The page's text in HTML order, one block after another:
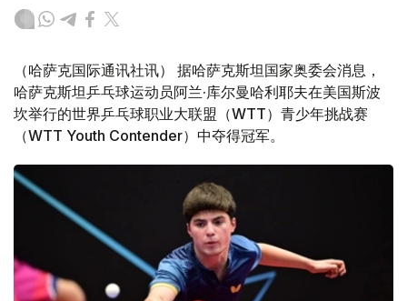
（哈萨克国际通讯社讯） 据哈萨克斯坦国家奥委会消息，
哈萨克斯坦乒乓球运动员阿兰·库尔曼哈利耶夫在美国斯波
坎举行的世界乒乓球职业大联盟（WTT）青少年挑战赛
（WTT Youth Contender）中夺得冠军。